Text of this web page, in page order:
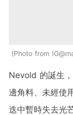
Photo from
Nevold 的誕生
邊角料、未經使
迭中暫時失去光